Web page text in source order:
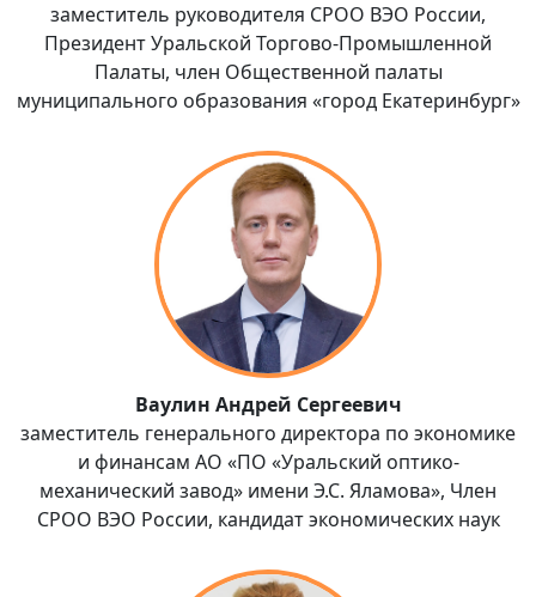
заместитель руководителя СРОО ВЭО России,
Президент Уральской Торгово-Промышленной
Палаты, член Общественной палаты
муниципального образования «город Екатеринбург»
Ваулин Андрей Сергеевич
заместитель генерального директора по экономике
и финансам АО «ПО «Уральский оптико-
механический завод» имени Э.С. Яламова», Член
СРОО ВЭО России, кандидат экономических наук